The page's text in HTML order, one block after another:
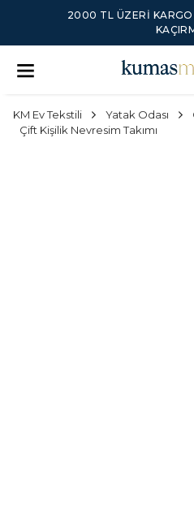
2000 TL ÜZERI KARGO
KM Ev Tekstili Yatak Odası
Çift Kişilik Nevresim Takımı